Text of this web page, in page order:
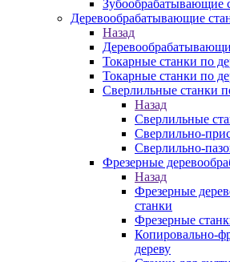
Зубообрабатывающие
Деревообрабатывающие
Назад
Токарные станки по
Токарные станки по
Сверлильные станки
Назад
Сверлильные
Сверлильно-
Сверлильно-
Фрезерные
Назад
Фрезерные
станки
Фрезерные
Копировально-
дереву